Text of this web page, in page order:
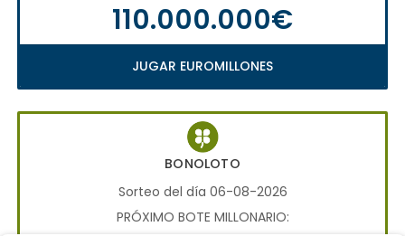
110.000.000€
JUGAR EUROMILLONES
BONOLOTO
Sorteo del día 06-08-2026
PRÓXIMO BOTE MILLONARIO: